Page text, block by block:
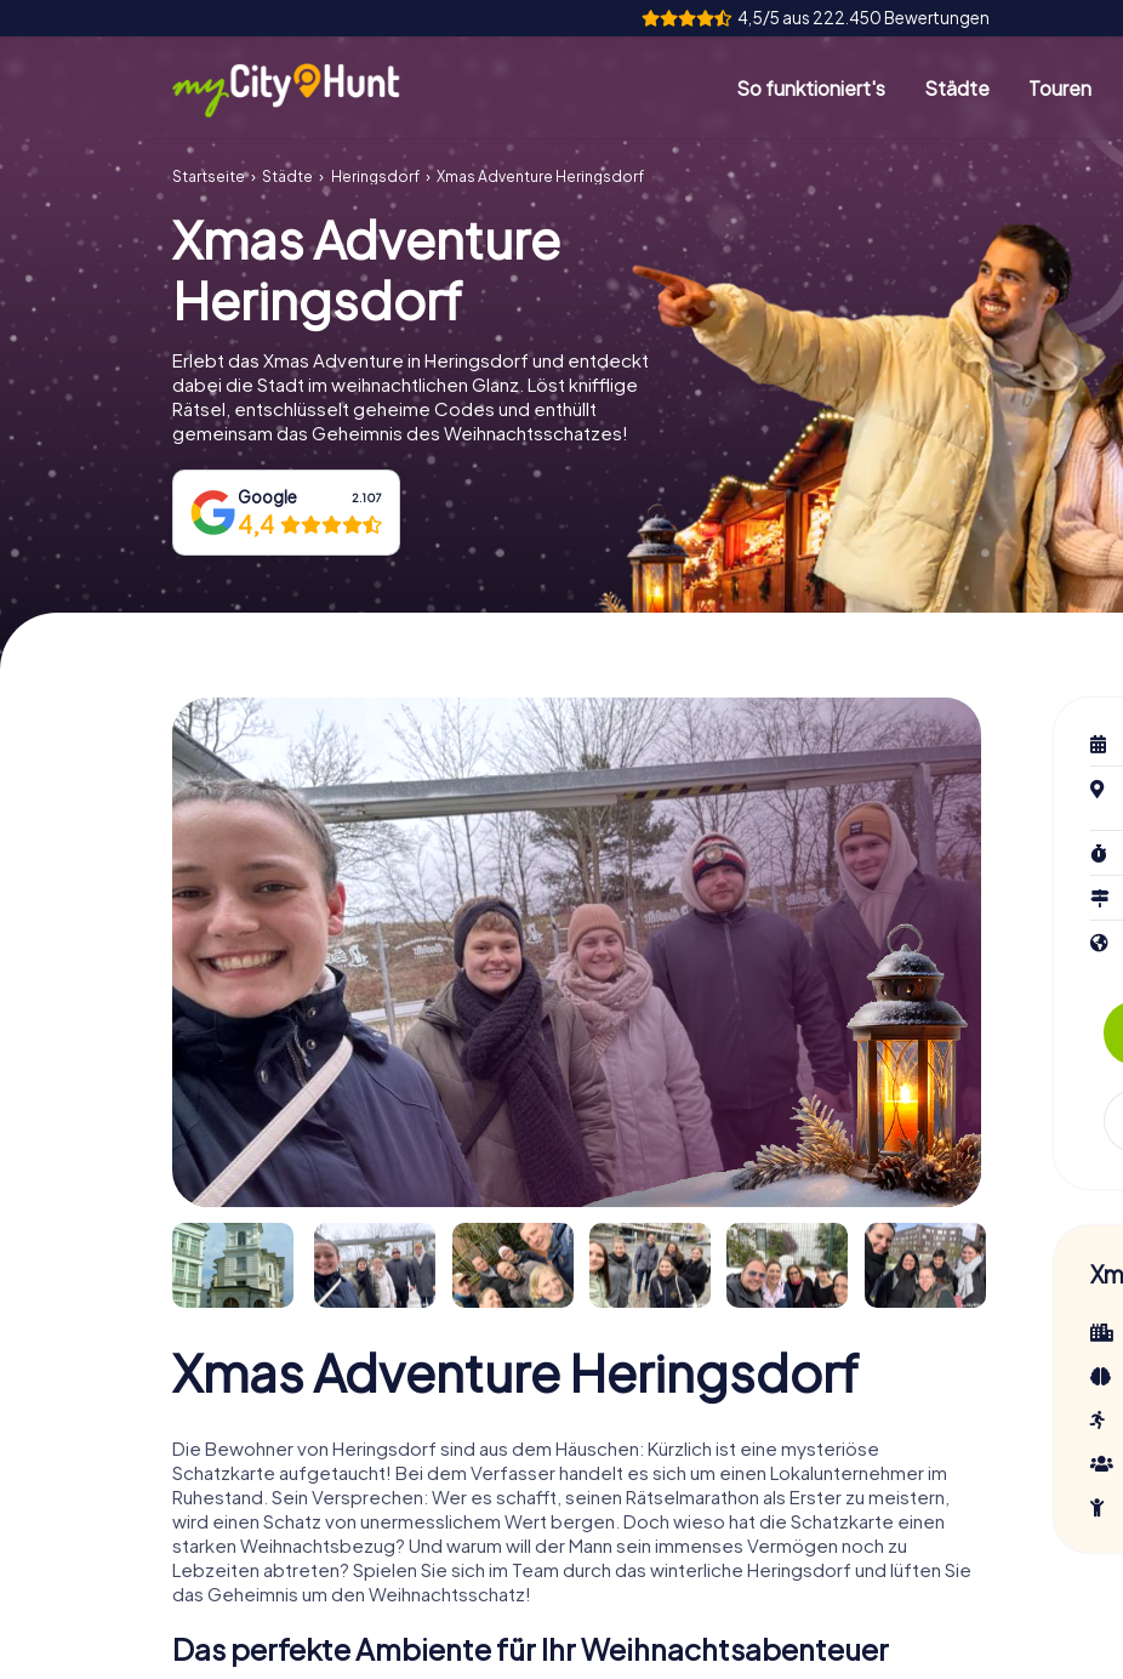
4,5/5 aus 222.450 Bewertungen
So funktioniert's Städte Touren
Startseite Städte Heringsdorf Xmas Adventure Heringsdorf
Xmas Adventure
Heringsdorf
Erlebt das Xmas Adventure in Heringsdorf und entdeckt
dabei die Stadt im weihnachtlichen Glanz. Löst knifflige
Rätsel, entschlüsselt geheime Codes und enthüllt
gemeinsam das Geheimnis des Weihnachtsschatzes!
Google 2.107
4,4
Xmas Adventure Heringsdorf
Die Bewohner von Heringsdorf sind aus dem Häuschen: Kürzlich ist eine mysteriöse
Schatzkarte aufgetaucht! Bei dem Verfasser handelt es sich um einen Lokalunternehmer im
Ruhestand. Sein Versprechen: Wer es schafft, seinen Rätselmarathon als Erster zu meistern,
wird einen Schatz von unermesslichem Wert bergen. Doch wieso hat die Schatzkarte einen
starken Weihnachtsbezug? Und warum will der Mann sein immenses Vermögen noch zu
Lebzeiten abtreten? Spielen Sie sich im Team durch das winterliche Heringsdorf und lüften Sie
das Geheimnis um den Weihnachtsschatz!
Das perfekte Ambiente für Ihr Weihnachtsabenteuer